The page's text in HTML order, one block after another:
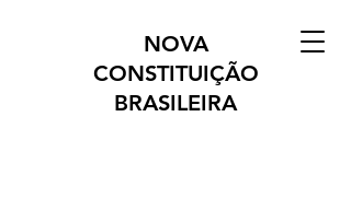
NOVA
CONSTITUIÇÃO
BRASILEIRA